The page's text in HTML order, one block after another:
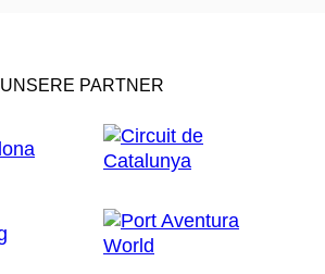
UNSERE PARTNER